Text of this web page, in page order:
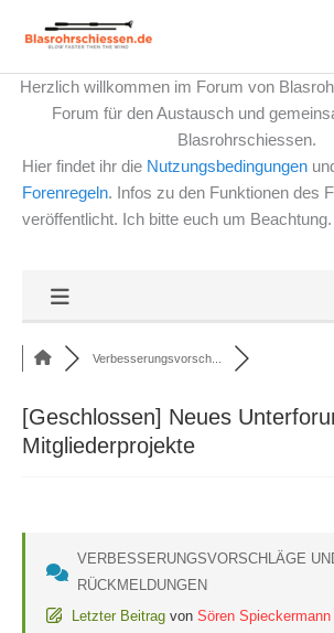
Inhalt
Herzlich willkommen im Forum von
Forum für den Austausch und
Blasrohrschiessen.
Hier findet ihr die Nutzungsbedingungen
Forenregeln. Infos zu den Funktionen des
veröffentlicht. Ich bitte euch um Beachtung.
Verbesserungsvorsch...
[Geschlossen] Neues
Mitgliederprojekte
VERBESSERUNGSVORSCHLÄGE
RÜCKMELDUNGEN
Letzter Beitrag von Sören Spieckermann